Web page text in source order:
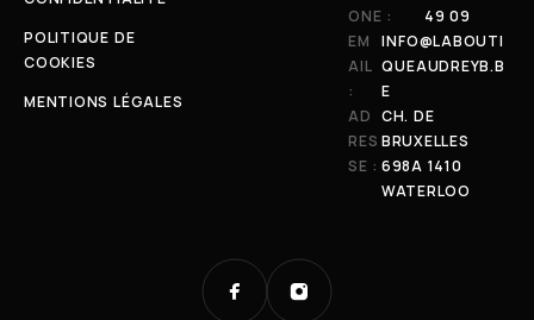
POLITIQUE DE
COOKIES
MENTIONS LÉGALES
ONE :
49 09
EM
AIL
:
INFO@LABOUTI
QUEAUDREYB.B
E
AD
RES
SE :
CH. DE
BRUXELLES
698A 1410
WATERLOO